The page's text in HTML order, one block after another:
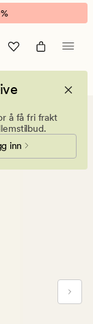
å få fri frakt
inn